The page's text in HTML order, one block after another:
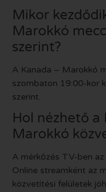
Mikor
Marokkó
szerint?
A Kanada – Marokkó
szombaton 19:00-kor
szerint.
Hol nézhető a
Marokkó
A mérkőzés TV-ben
Online streamként az
közvetítési felületek